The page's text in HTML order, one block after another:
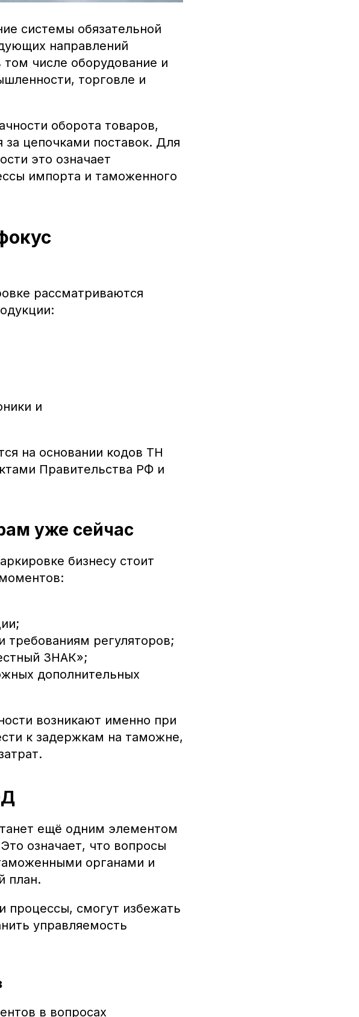
системы обязательной
направлений
том числе оборудование и
торговле и
оборота товаров,
за цепочками поставок. Для
это означает
импорта и таможенного
рассматриваются
и
на основании кодов ТН
Правительства РФ и
уже сейчас
бизнесу стоит
требованиям регуляторов;
ЗНАК»;
дополнительных
возникают именно при
к задержкам на таможне,
ещё одним элементом
означает, что вопросы
органами и
план.
процессы, смогут избежать
управляемость
в вопросах